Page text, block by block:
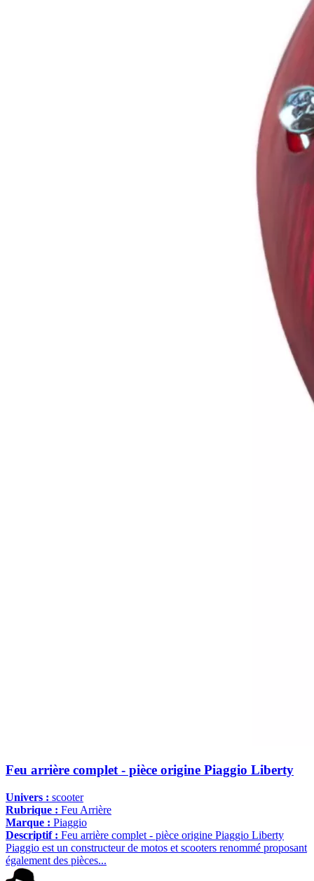
Feu arrière complet - pièce origine Piaggio Liberty
Univers : scooter
Rubrique : Feu Arrière
Marque : Piaggio
Descriptif : Feu arrière complet - pièce origine Piaggio Liberty
Piaggio est un constructeur de motos et scooters renommé proposant
également des pièces...